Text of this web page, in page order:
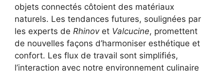
objets connectés côtoient des matériaux
naturels. Les tendances futures, soulignées par
les experts de Rhinovet Valcucine, promettent
de nouvelles façons d’harmoniser esthétique et
confort. Les flux de travail sont simplifiés,
l’interaction avec notre environnement culinaire